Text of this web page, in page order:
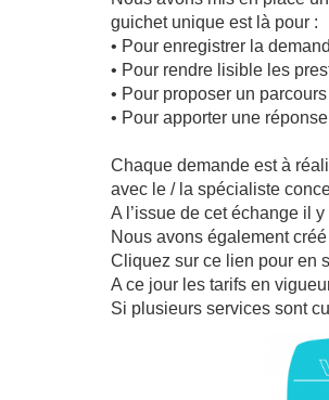
guichet unique est là pour :
• Pour enregistrer la
• Pour rendre lisible les
• Pour proposer un
• Pour apporter une
Chaque demande est à
avec le / la spécialiste
A l’issue de cet échange il
Nous avons également
Cliquez sur ce lien pour en
A ce jour les tarifs en
Si plusieurs services sont